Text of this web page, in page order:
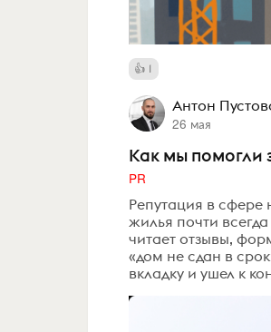
1
Антон
26 мая
Как мы помогли
PR
Репутация в
жилья почти
читает отзывы,
«дом не сдан в
вкладку и ушел к